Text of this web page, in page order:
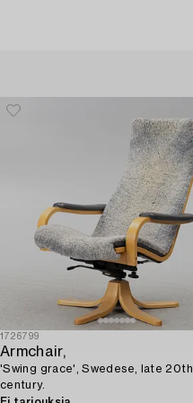
1726799
Armchair,
'Swing grace', Swedese, late 20th
century.